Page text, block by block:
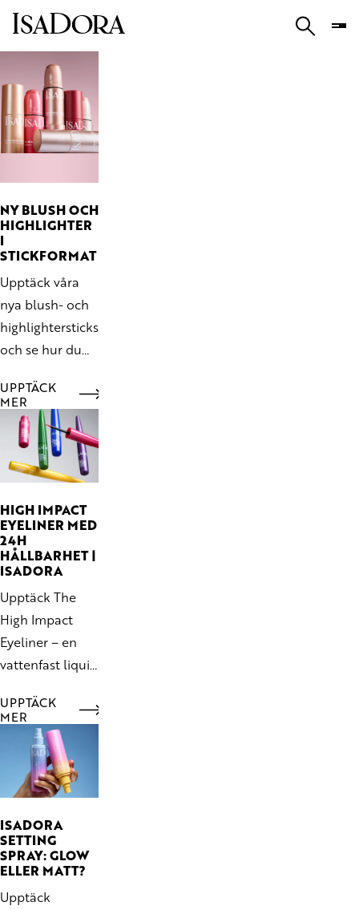
NY BLUSH OCH
HIGHLIGHTER
I
STICKFORMAT
Upptäck våra
nya blush- och
highlightersticks
och se hur du
för mjuk färg,
sammetslen
glow och ett
naturligt
resultat
UPPTÄCK
MER
HIGH IMPACT
EYELINER MED
24H
HÅLLBARHET |
ISADORA
Upptäck The
High Impact
Eyeliner – en
vattenfast liquid
nyanser med
intensiv färg,
precisionstipp
och upp till 24h
hållbarhet.
UPPTÄCK
MER
ISADORA
SETTING
SPRAY: GLOW
ELLER MATT?
Upptäck